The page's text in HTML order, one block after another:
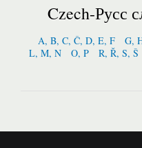
Czech-Русс
A, B, C, Č, D, E, F
G,
L, M, N
O, P R, Ř, S, Š